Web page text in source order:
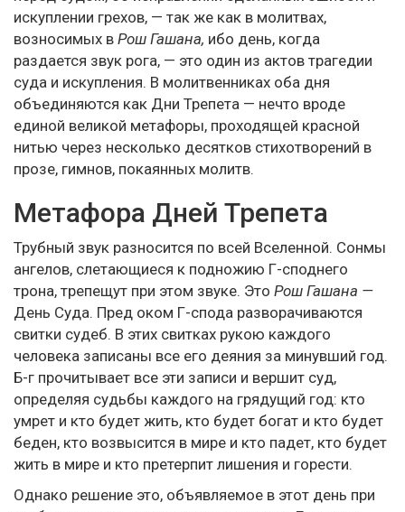
искуплении грехов, — так же как в молитвах,
возносимых в Рош Гашана, ибо день, когда
раздается звук рога, — это один из актов трагедии
суда и искупления. В молитвенниках оба дня
объединяются как Дни Трепета — нечто вроде
единой великой метафоры, проходящей красной
нитью через несколько десятков стихотворений в
прозе, гимнов, покаянных молитв.
Метафора Дней Трепета
Трубный звук разносится по всей Вселенной. Сонмы
ангелов, слетающиеся к подножию Г-споднего
трона, трепещут при этом звуке. Это Рош Гашана —
День Суда. Пред оком Г-спода разворачиваются
свитки судеб. В этих свитках рукою каждого
человека записаны все его деяния за минувший год.
Б-г прочитывает все эти записи и вершит суд,
определяя судьбы каждого на грядущий год: кто
умрет и кто будет жить, кто будет богат и кто будет
беден, кто возвысится в мире и кто падет, кто будет
жить в мире и кто претерпит лишения и горести.
Однако решение это, объявляемое в этот день при